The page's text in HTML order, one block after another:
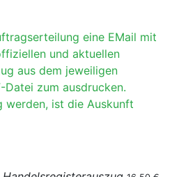
eine EMail mit
und aktuellen
aus dem jeweiligen
zum ausdrucken.
werden, ist die Auskunft